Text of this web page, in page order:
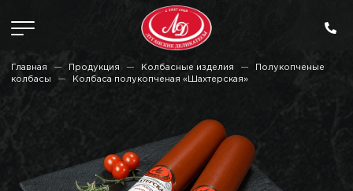
Главная Продукция Колбасные изделия
Полукопченые
колбасы
Колбаса полукопченая «Шахтерская»